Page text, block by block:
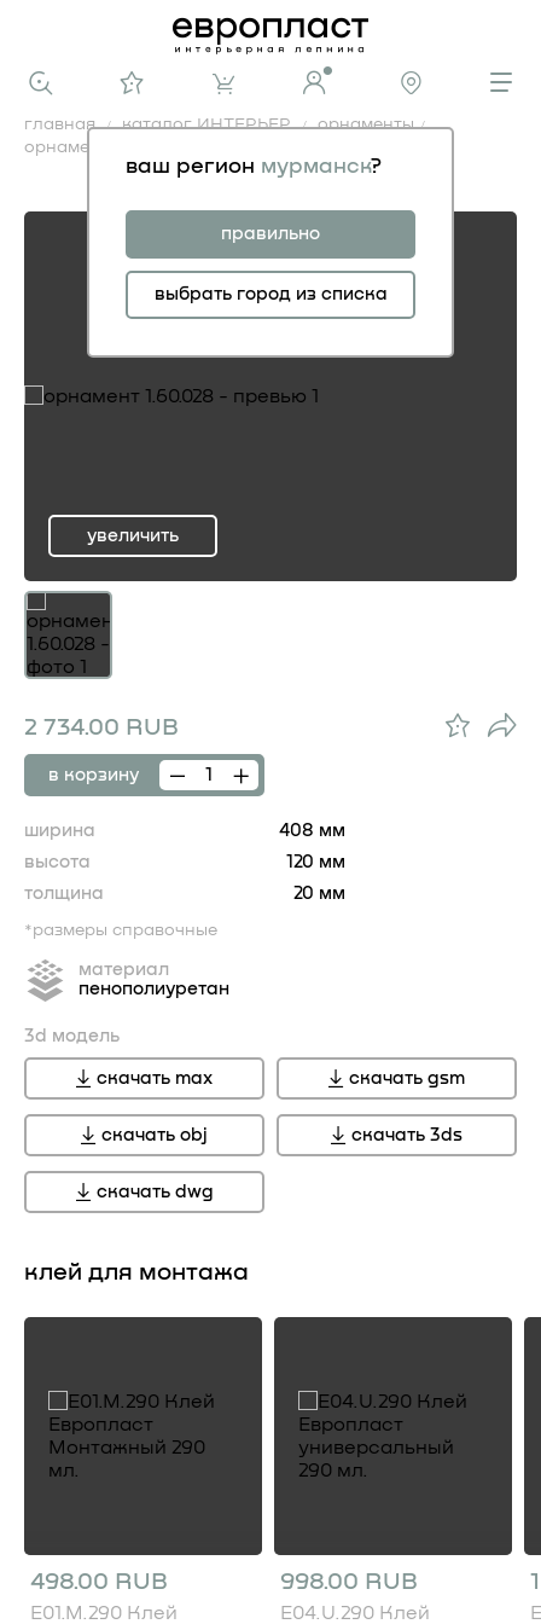
ваш регион мурманск?
правильно
выбрать город из списка
главная каталог ИНТЕРЬЕР
орнаменты
орнамент 1.60.028
орнамент 1.60.028
ru
увеличить
2 734.00 RUB
в корзину
ширина
408 мм
высота
120 мм
толщина
20 мм
*размеры справочные
материал
пенополиуретан
3d модель
скачать max скачать gsm
скачать obj скачать 3ds
скачать dwg
клей для монтажа
498.00 RUB
E01.M.290 Клей
998.00 RUB
E04.U.290 Клей